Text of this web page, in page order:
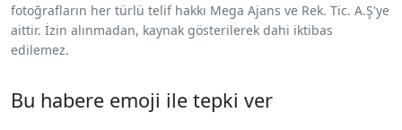
fotoğrafların her türlü telif hakkı Mega Ajans ve Rek. Tic. A.Ş'ye
aittir. İzin alınmadan, kaynak gösterilerek dahi iktibas
edilemez.
Bu habere emoji ile tepki ver